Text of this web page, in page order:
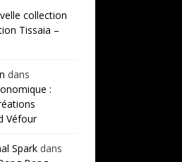
collection
Tissaia –
dans
:
Véfour
Spark dans